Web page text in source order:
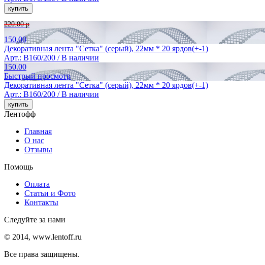
220.00 р
150.00
Декоративная лента "Сетка" (серый), 22мм * 20 ярдов(+-1)
Арт.: B160/200 /В наличии
150.00
Быстрый просмотр
Декоративная лента "Сетка" (серый), 22мм * 20 ярдов(+-1)
Арт.: B160/200 /В наличии
Лентофф
Главная
О нас
Отзывы
Помощь
Оплата
Статьи и Фото
Контакты
Следуйте за нами
© 2014, www.lentoff.ru
Все права защищены.